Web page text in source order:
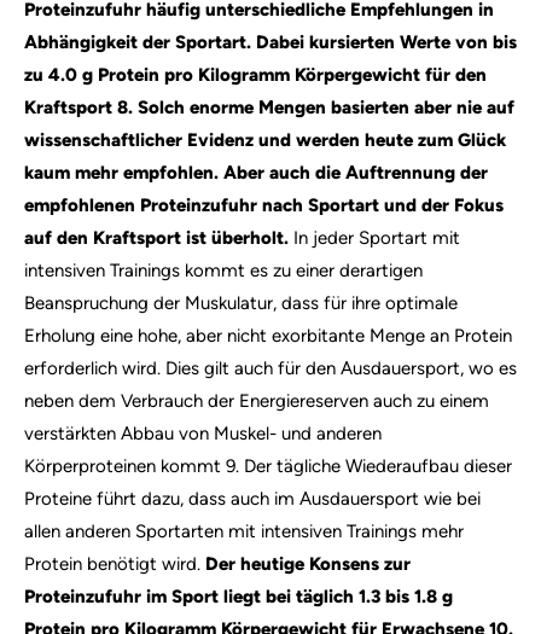
Proteinzufuhr häufig unterschiedliche Empfehlungen in
Abhängigkeit der Sportart. Dabei kursierten Werte von bis
zu 4.0 g Protein pro Kilogramm Körpergewicht für den
Kraftsport 8. Solch enorme Mengen basierten aber nie auf
wissenschaftlicher Evidenz und werden heute zum Glück
kaum mehr empfohlen. Aber auch die Auftrennung der
empfohlenen Proteinzufuhr nach Sportart und der Fokus
auf den Kraftsport ist überholt. In jeder Sportart mit
intensiven Trainings kommt es zu einer derartigen
Beanspruchung der Muskulatur, dass für ihre optimale
Erholung eine hohe, aber nicht exorbitante Menge an Protein
erforderlich wird. Dies gilt auch für den Ausdauersport, wo es
neben dem Verbrauch der Energiereserven auch zu einem
verstärkten Abbau von Muskel- und anderen
Körperproteinen kommt 9. Der tägliche Wiederaufbau dieser
Proteine führt dazu, dass auch im Ausdauersport wie bei
allen anderen Sportarten mit intensiven Trainings mehr
Protein benötigt wird. Der heutige Konsens zur
Proteinzufuhr im Sport liegt bei täglich 1.3 bis 1.8 g
Protein pro Kilogramm Körpergewicht für Erwachsene10.